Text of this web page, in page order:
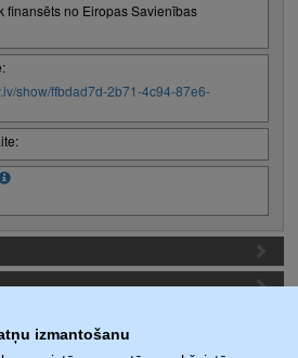
izmantošanu
finansēts no Eiropas Savienības
show/ffbdad7d-2b71-4c94-87e6-